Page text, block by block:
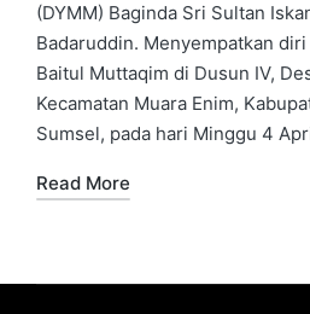
(DYMM) Baginda Sri Sultan
Badaruddin. Menyempatkan
Baitul Muttaqim di Dusun IV,
Kecamatan Muara Enim,
Sumsel, pada hari Minggu 4
Read More